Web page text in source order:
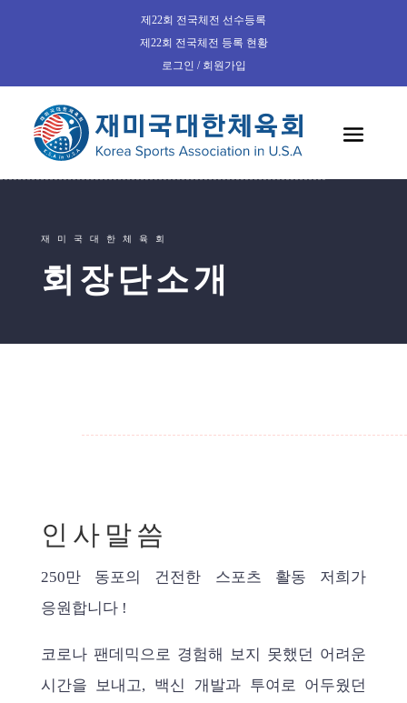
제22회 전국체전 선수등록
제22회 전국체전 등록 현황
로그인 / 회원가입
재미국대한체육회
회장단소개
인사말씀
250만 동포의 건전한 스포츠 활동 저희가
응원합니다 !
코로나 팬데믹으로 경험해 보지 못했던 어려운
시간을 보내고, 백신 개발과 투여로 어두웠던